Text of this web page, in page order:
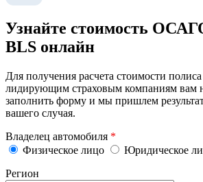
Узнайте стоимость
BLS онлайн
Для получения расчета стоимости
лидирующим страховым компаниям вам
заполнить форму и мы пришлем
вашего случая.
Владелец автомобиля *
Физическое лицо
Юридическое
Регион